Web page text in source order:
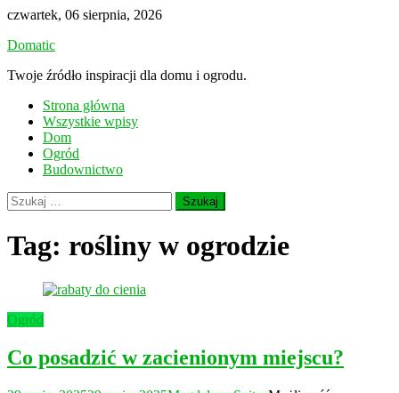
Skip
content
czwartek, 06 sierpnia, 2026
Domatic
Twoje źródło inspiracji dla domu i ogrodu.
Strona główna
Wszystkie wpisy
Dom
Ogród
Budownictwo
Szukaj:
Tag: rośliny w ogrodzie
Ogród
Co posadzić w zacienionym miejscu?